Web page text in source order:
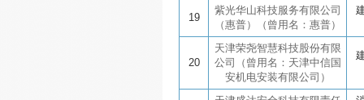
19
紫光华山科技服务有限公司
（惠普）（曾用名：惠普）
20
天津荣尧智慧科技股份有限
公司（曾用名：天津中信国
安机电安装有限公司）